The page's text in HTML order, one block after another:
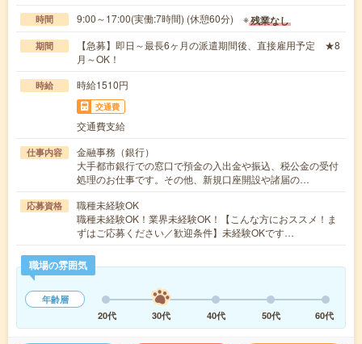
時間 9:00～17:00(実働:7時間) (休憩60分) ※残業なし
期間
【急募】即日～最長6ヶ月の派遣期間後、直接雇用予定 ★8
月～OK！
時給 時給1510円
交通費
交通費支給
仕事内容
金融事務（銀行）
大手都市銀行での窓口で預金の入出金や振込、税公金の受付
処理のお仕事です。その他、新規口座開設や諸届の…
応募資格
職種未経験OK
職種未経験OK！業界未経験OK！【こんな方におススメ！ま
ずはご応募ください／歓迎条件】未経験OKです…
職場の雰囲気
年齢層
20代
30代 40代 50代 60代